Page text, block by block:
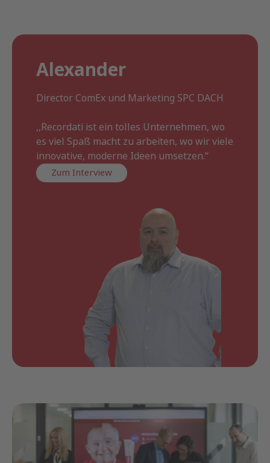
Alexander
Director ComEx und Marketing SPC DACH
,,Recordati ist ein tolles Unternehmen, wo
es viel Spaß macht zu arbeiten, wo wir viele
innovative, moderne Ideen umsetzen.“
Zum Interview